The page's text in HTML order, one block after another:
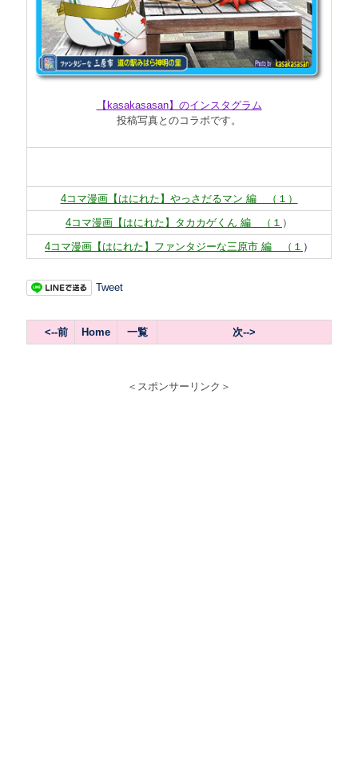
【kasakasasan】のインスタグラム
投稿写真とのコラボです。
4コマ漫画【はにれた】やっさだるマン 編 （１）
4コマ漫画【はにれた】タカカゲくん 編 （１ ）
4コマ漫画【はにれた】ファンタジーな三原市 編 （１ ）
Tweet
<--前 Home 一覧 次-->
＜スポンサーリンク＞